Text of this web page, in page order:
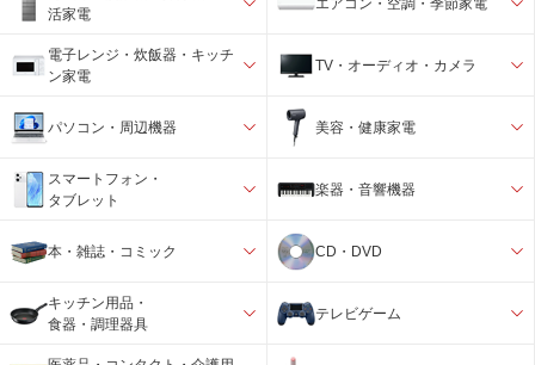
活家電
電子レンジ・炊飯器・キッチ
ン家電
TV・オーディオ・カメラ
パソコン・周辺機器 美容・健康家電
スマートフォン・
タブレット
楽器・音響機器
本・雑誌・コミック CD・DVD
キッチン用品・
食器・調理器具
テレビゲーム